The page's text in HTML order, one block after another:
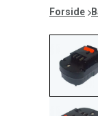
Forside